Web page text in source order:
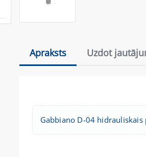
Apraksts Uzdot
Gabbiano D-04